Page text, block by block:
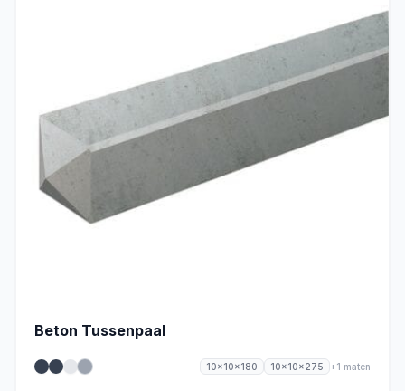
Beton Tussenpaal
10x10x180 10x10x275 +1 maten